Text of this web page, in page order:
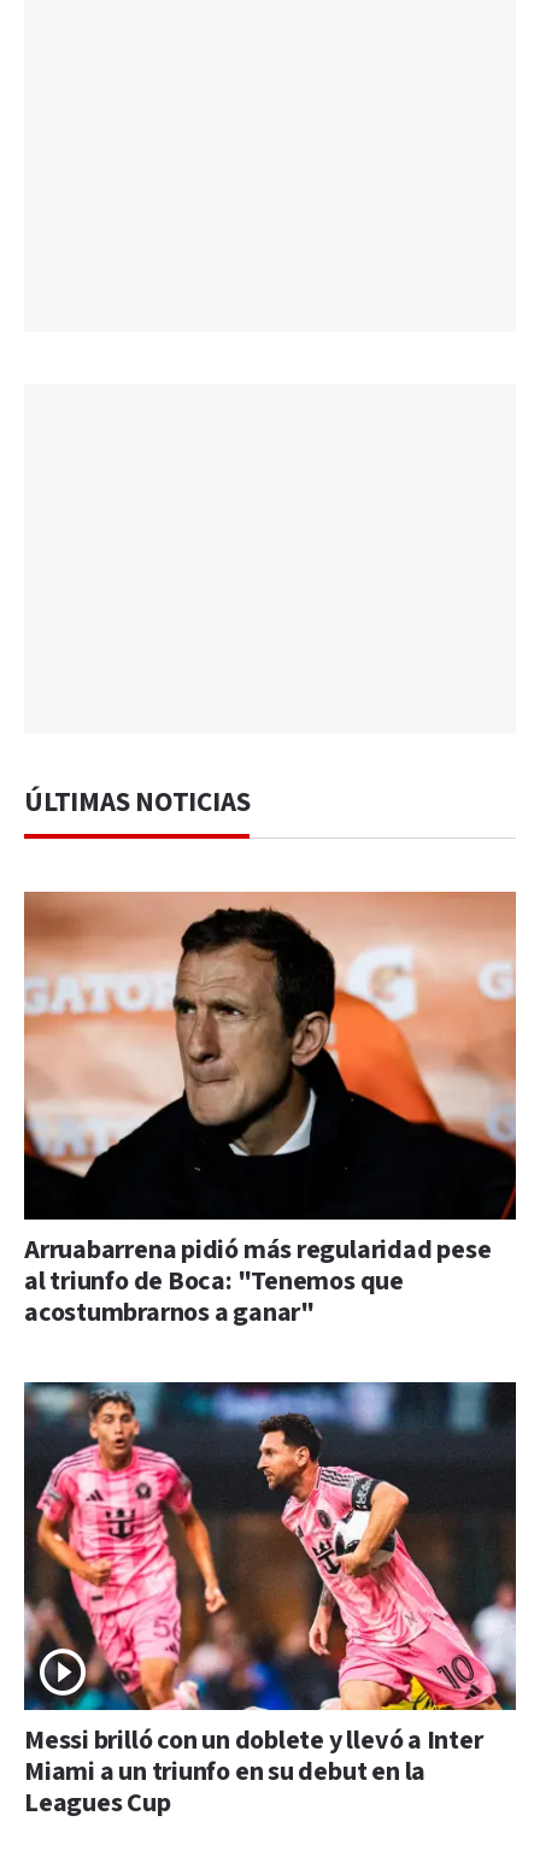
ÚLTIMAS NOTICIAS
Arruabarrena pidió más regularidad pese
al triunfo de Boca: "Tenemos que
acostumbrarnos a ganar"
Messi brilló con un doblete y llevó a Inter
Miami a un triunfo en su debut en la
Leagues Cup